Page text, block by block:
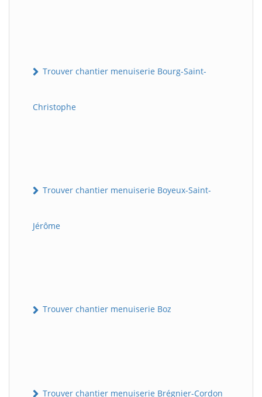
Trouver chantier menuiserie Bourg-Saint-
Christophe
Trouver chantier menuiserie Boyeux-Saint-
Jérôme
Trouver chantier menuiserie Boz
Trouver chantier menuiserie Brégnier-Cordon